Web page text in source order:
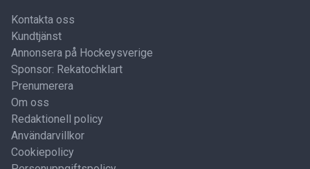
Kontakta oss
Kundtjänst
Annonsera på Hockeysverige
Sponsor: Rekatochklart
Prenumerera
Om oss
Redaktionell policy
Användarvillkor
Cookiepolicy